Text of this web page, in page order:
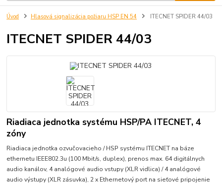
Úvod Hlasová signalizácia požiaru HSP EN 54 ITECNET SPIDER 44/03
ITECNET SPIDER 44/03
Riadiaca jednotka systému HSP/PA ITECNET, 4
zóny
Riadiaca jednotka ozvučovacieho / HSP systému ITECNET na báze
ethernetu IEEE802.3u (100 Mbit/s, duplex), prenos max. 64 digitálnych
audio kanálov, 4 analógové audio vstupy (XLR vidlica) / 4 analógové
audio výstupy (XLR zásuvka), 2 x Ethernetový port na sieťové pripojenie